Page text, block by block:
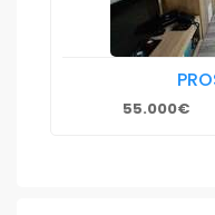
55.000€